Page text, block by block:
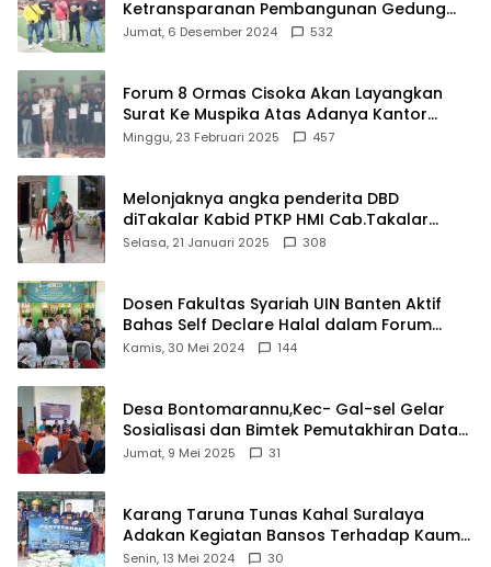
Ketransparanan Pembangunan Gedung
Damkar Di Kecamatan Cisoka
Jumat, 6 Desember 2024 532
Forum 8 Ormas Cisoka Akan Layangkan
Surat Ke Muspika Atas Adanya Kantor
Matel di Cisoka
Minggu, 23 Februari 2025 457
Melonjaknya angka penderita DBD
diTakalar Kabid PTKP HMI Cab.Takalar
angkat bicara
Selasa, 21 Januari 2025 308
Dosen Fakultas Syariah UIN Banten Aktif
Bahas Self Declare Halal dalam Forum
Ijtima Ulama MUI
Kamis, 30 Mei 2024 144
Desa Bontomarannu,Kec- Gal-sel Gelar
Sosialisasi dan Bimtek Pemutakhiran Data
ID
Jumat, 9 Mei 2025 31
Karang Taruna Tunas Kahal Suralaya
Adakan Kegiatan Bansos Terhadap Kaum
Dhuafa dan Anak Yatim-Piatu
Senin, 13 Mei 2024 30